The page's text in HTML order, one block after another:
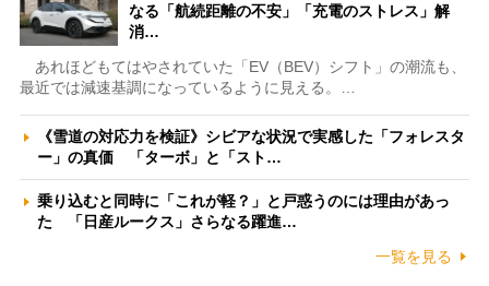
なる「航続距離の不安」「充電のストレス」解
消…
あれほどもてはやされていた「EV（BEV）シフト」の潮流も、
最近では減速基調になっているように見える。…
《雪道の対応力を検証》シビアな状況で実感した「フォレスタ
ー」の真価 「ターボ」と「スト…
乗り込むと同時に「これが軽？」と戸惑うのには理由があっ
た 「日産ルークス」さらなる躍進…
一覧を見る